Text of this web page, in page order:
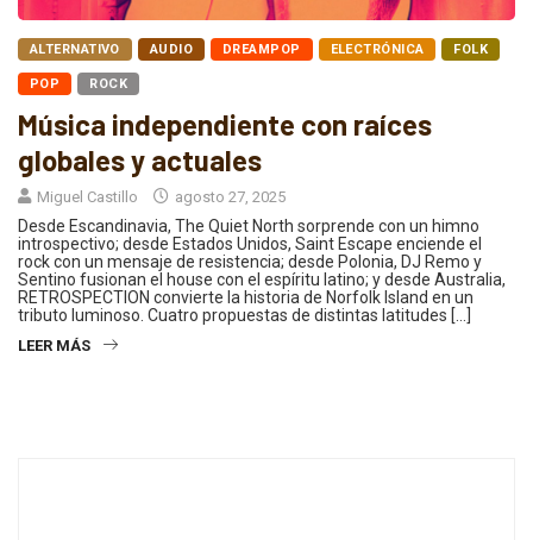
ALTERNATIVO AUDIO DREAMPOP ELECTRÓNICA FOLK
POP ROCK
Música independiente con raíces
globales y actuales
Miguel Castillo agosto 27, 2025
Desde Escandinavia, The Quiet North sorprende con un himno
introspectivo; desde Estados Unidos, Saint Escape enciende el
rock con un mensaje de resistencia; desde Polonia, DJ Remo y
Sentino fusionan el house con el espíritu latino; y desde Australia,
RETROSPECTION convierte la historia de Norfolk Island en un
tributo luminoso. Cuatro propuestas de distintas latitudes […]
LEER MÁS